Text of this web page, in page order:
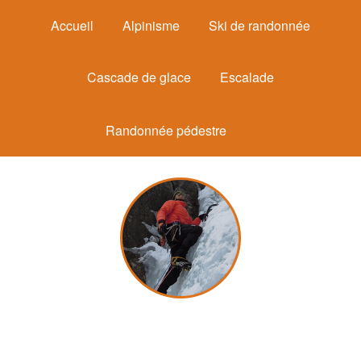
Accueil Alpinisme Ski de randonnée
Cascade de glace Escalade
Randonnée pédestre